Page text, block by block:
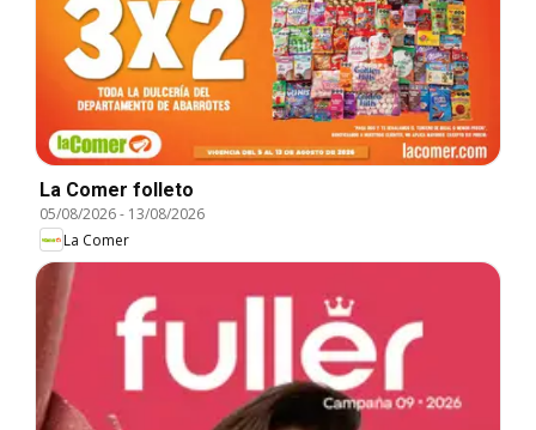
La Comer folleto
05/08/2026- 13/08/2026
La Comer